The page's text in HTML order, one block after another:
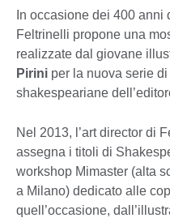
In occasione dei 400
Feltrinelli propone una
realizzate dal giovane
Pirini per la nuova serie
shakespeariane
Nel 2013, l’art director di
assegna i titoli di
workshop Mimaster (alta
a Milano) dedicato alle
quell’occasione,